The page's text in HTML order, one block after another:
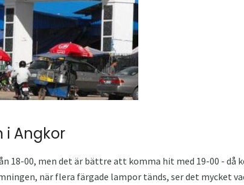
Angkor
18-00, men det är bättre att komma hit med 19-00 -
när flera färgade lampor tänds, ser det mycket